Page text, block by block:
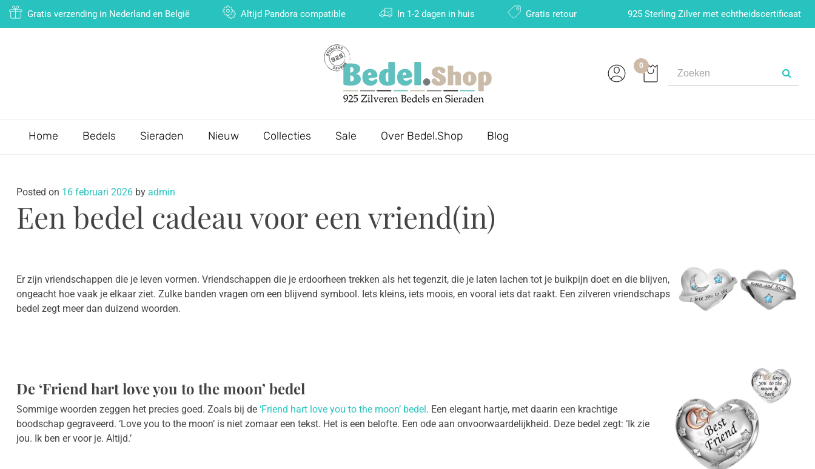
Gratis verzending in Nederland en België Altijd Pandora compatible In 1-2 dagen in huis Gratis retour 925 Sterling Zilver met echtheidscertificaat
0
Home Bedels Sieraden Nieuw Collecties Sale Over Bedel.Shop Blog
Posted on 16 februari 2026 by admin
Een bedel cadeau voor een vriend(in)
Er zijn vriendschappen die je leven vormen. Vriendschappen die je erdoorheen trekken als het tegenzit, die je laten lachen tot je buikpijn doet en die blijven,
ongeacht hoe vaak je elkaar ziet. Zulke banden vragen om een blijvend symbool. Iets kleins, iets moois, en vooral iets dat raakt. Een zilveren vriendschaps
bedel zegt meer dan duizend woorden.
De ‘Friend hart love you to the moon’ bedel
Sommige woorden zeggen het precies goed. Zoals bij de ‘Friend hart love you to the moon’ bedel . Een elegant hartje, met daarin een krachtige
boodschap gegraveerd. ‘Love you to the moon’ is niet zomaar een tekst. Het is een belofte. Een ode aan onvoorwaardelijkheid. Deze bedel zegt: ‘Ik zie
jou. Ik ben er voor je. Altijd.’